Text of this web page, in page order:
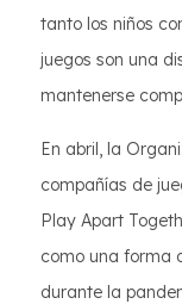
tanto los niños
juegos son una
mantenerse
En abril, la
compañías de
Play Apart
como una forma
durante la